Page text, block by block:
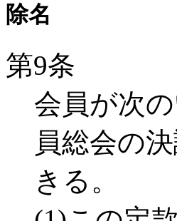
除名
第9条
会員が次
員総会の
きる。